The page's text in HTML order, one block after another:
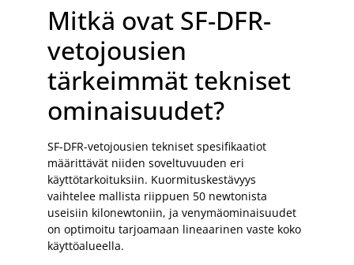
Mitkä ovat SF-DFR-
vetojousien
tärkeimmät tekniset
ominaisuudet?
SF-DFR-vetojousien tekniset spesifikaatiot
määrittävät niiden soveltuvuuden eri
käyttötarkoituksiin. Kuormituskestävyys
vaihtelee mallista riippuen 50 newtonista
useisiin kilonewtoniin, ja venymäominaisuudet
on optimoitu tarjoamaan lineaarinen vaste koko
käyttöalueella.